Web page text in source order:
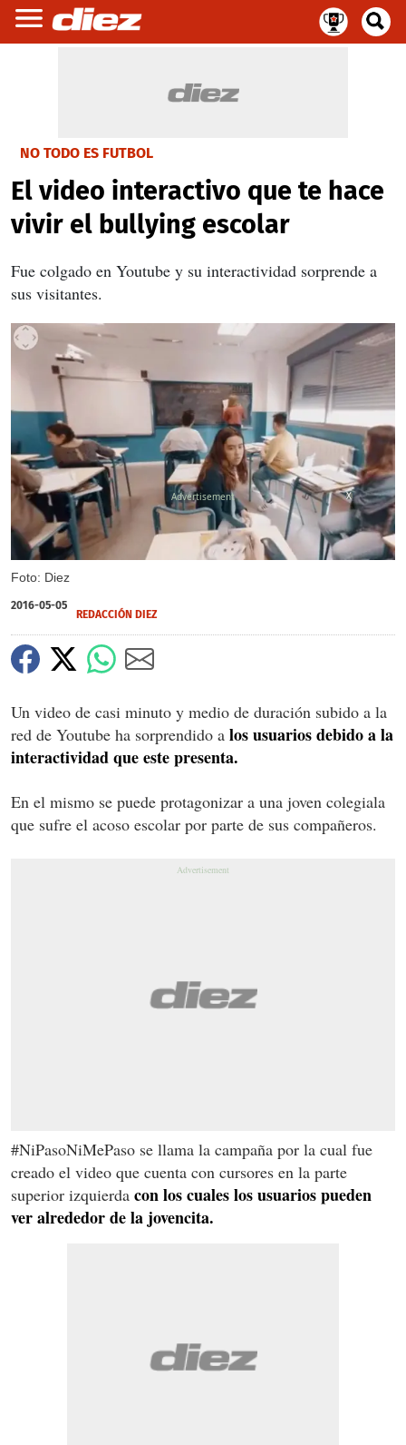
NO TODO ES FUTBOL
El video interactivo que te hace
vivir el bullying escolar
Fue colgado en Youtube y su interactividad sorprende a
sus visitantes.
Foto: Diez
X
2016-05-05
REDACCIÓN DIEZ
Un video de casi minuto y medio de duración subido a la
red de Youtube ha sorprendido a los usuarios debido a la
interactividad que este presenta.
En el mismo se puede protagonizar a una joven colegiala
que sufre el acoso escolar por parte de sus compañeros.
#NiPasoNiMePaso se llama la campaña por la cual fue
creado el video que cuenta con cursores en la parte
superior izquierda con los cuales los usuarios pueden
ver alrededor de la jovencita.